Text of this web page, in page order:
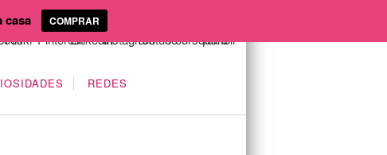
REDES
casa COMPRAR